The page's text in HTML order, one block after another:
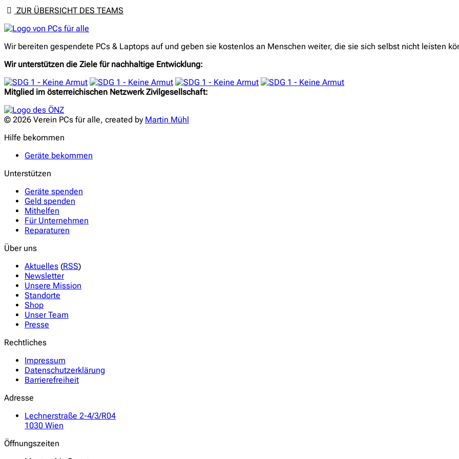
ZUR ÜBERSICHT DES TEAMS
PCs
alle
Wir bereiten gespendete PCs & Laptops auf und geben sie kostenlos an Menschen weiter, die sie sich selbst nicht leisten
Wir unterstützen die Ziele für nachhaltige Entwicklung:
Mitglied im österreichischen Netzwerk Zivilgesellschaft:
© 2026 Verein PCs für alle, created by Martin Mühl
Hilfe bekommen
Geräte bekommen
Unterstützen
Geräte spenden
Geld spenden
Mithelfen
Für Unternehmen
Reparaturen
Über uns
Aktuelles (RSS)
Newsletter
Unsere Mission
Standorte
Shop
Unser Team
Presse
Rechtliches
Impressum
Datenschutzerklärung
Barrierefreiheit
Adresse
Lechnerstraße 2-4/3/R04
1030 Wien
Öffnungszeiten